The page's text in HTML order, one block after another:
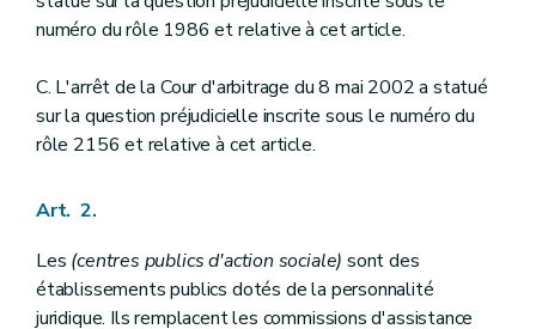
Art. 42
Art. 44
Art. 45
Art. 46
Art. 47
Art. 50
Art. 52
Art. 53
Art. 54
Art.54bis
numéro du rôle 1986 et relative à cet article.
C. L'arrêt de la Cour d'arbitrage du 8 mai 2002 a statué
sur la question préjudicielle inscrite sous le numéro du
rôle 2156 et relative à cet article.
Art. 2.
Les (centres publics d'action sociale) sont des
établissements publics dotés de la personnalité
juridique. Ils remplacent les commissions d'assistance